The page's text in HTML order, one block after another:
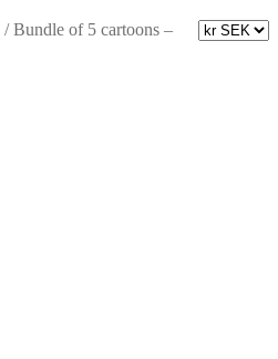
/Bundle of 5 cartoons –